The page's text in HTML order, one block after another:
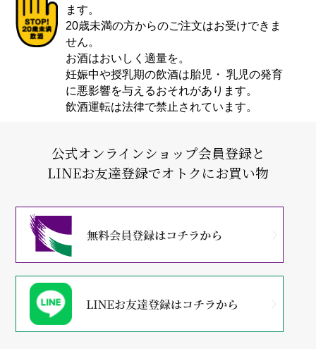
ます。
20歳未満の方からのご注文はお受けできま
せん。
お酒はおいしく適量を。
妊娠中や授乳期の飲酒は胎児・ 乳児の発育
に悪影響を与えるおそれがあります。
飲酒運転は法律で禁止されています。
公式オンラインショップ会員登録と
LINEお友達登録でオトクにお買い物